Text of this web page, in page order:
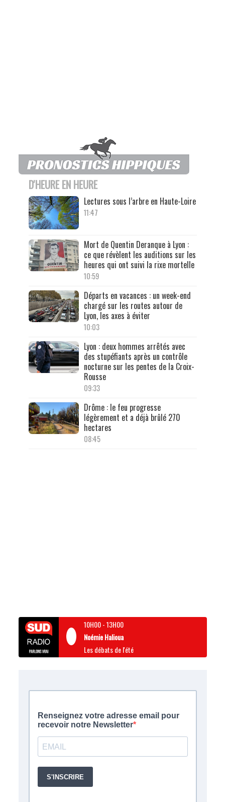
D'HEURE EN HEURE
Lectures sous l’arbre en Haute-Loire
11:47
Mort de Quentin Deranque à Lyon :
ce que révèlent les auditions sur les
heures qui ont suivi la rixe mortelle
10:59
Départs en vacances : un week-end
chargé sur les routes autour de
Lyon, les axes à éviter
10:03
Lyon : deux hommes arrêtés avec
des stupéfiants après un contrôle
nocturne sur les pentes de la Croix-
Rousse
09:33
Drôme : le feu progresse
légèrement et a déjà brûlé 270
hectares
08:45
10H00-13H00
Noémie Halioua
Les débats de l'été